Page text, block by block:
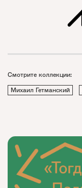
Смотрите коллекции:
Михаил Гетманский